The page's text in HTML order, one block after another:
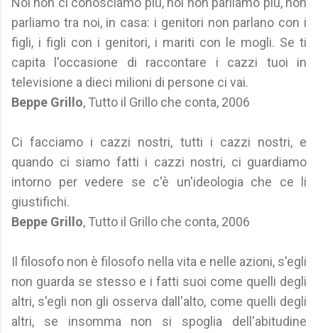
parliamo tra noi, in casa: i genitori non parlano con i
figli, i figli con i genitori, i mariti con le mogli. Se ti
capita l'occasione di raccontare i cazzi tuoi in
televisione a dieci milioni di persone ci vai.
Beppe Grillo, Tutto il Grillo che conta, 2006
Ci facciamo i cazzi nostri, tutti i cazzi nostri, e
quando ci siamo fatti i cazzi nostri, ci guardiamo
intorno per vedere se c'è un'ideologia che ce li
giustifichi.
Beppe Grillo, Tutto il Grillo che conta, 2006
Il filosofo non è filosofo nella vita e nelle azioni, s'egli
non guarda se stesso e i fatti suoi come quelli degli
altri, s'egli non gli osserva dall'alto, come quelli degli
altri, se insomma non si spoglia dell'abitudine